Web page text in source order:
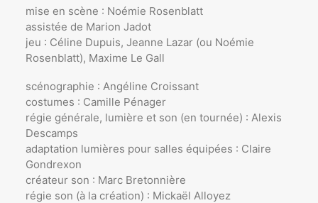
mise en scène : Noémie Rosenblatt
assistée de Marion Jadot
jeu : Céline Dupuis, Jeanne Lazar (ou Noémie
Rosenblatt), Maxime Le Gall
scénographie : Angéline Croissant
costumes : Camille Pénager
régie générale, lumière et son (en tournée) : Alexis
Descamps
adaptation lumières pour salles équipées : Claire
Gondrexon
créateur son : Marc Bretonnière
régie son (à la création) : Mickaël Alloyez